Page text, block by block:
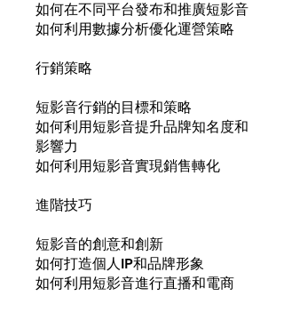
如何在不同平台發布和推廣短影音
如何利用數據分析優化運營策略
行銷策略
短影音行銷的目標和策略
如何利用短影音提升品牌知名度和
影響力
如何利用短影音實現銷售轉化
進階技巧
短影音的創意和創新
如何打造個人IP和品牌形象
如何利用短影音進行直播和電商